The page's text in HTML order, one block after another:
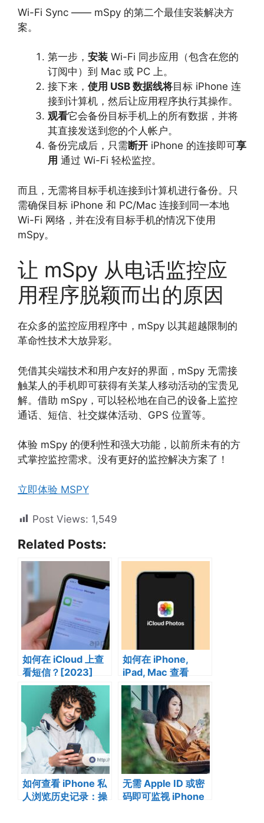
Wi-Fi Sync —— mSpy 的第二个最佳安装解决方
案。
第一步， 安装 Wi-Fi 同步应用（包含在您的
订阅中）到 Mac 或 PC 上。
接下来， 使用 USB 数据线将目标 iPhone 连
接到计算机，然后让应用程序执行其操作。
观看它会备份目标手机上的所有数据，并将
其直接发送到您的个人帐户。
备份完成后，只需断开 iPhone 的连接即可享
用 通过 Wi-Fi 轻松监控。
而且，无需将目标手机连接到计算机进行备份。只
需确保目标 iPhone 和 PC/Mac 连接到同一本地
Wi-Fi 网络，并在没有目标手机的情况下使用
mSpy。
让 mSpy 从电话监控应
用程序脱颖而出的原因
在众多的监控应用程序中，mSpy 以其超越限制的
革命性技术大放异彩。
凭借其尖端技术和用户友好的界面，mSpy 无需接
触某人的手机即可获得有关某人移动活动的宝贵见
解。借助 mSpy，可以轻松地在自己的设备上监控
通话、短信、社交媒体活动、GPS 位置等。
体验 mSpy 的便利性和强大功能，以前所未有的方
式掌控监控需求。没有更好的监控解决方案了！
立即体验 MSPY
Post Views: 1,549
Related Posts:
如何在 iCloud 上查
看短信？[2023]
如何在 iPhone,
iPad, Mac 查看
iCloud 照片
如何查看 iPhone 私
人浏览历史记录：操
无需 Apple ID 或密
码即可监视 iPhone